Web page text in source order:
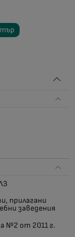
прилагани
заведения
№2 от 2011 г.